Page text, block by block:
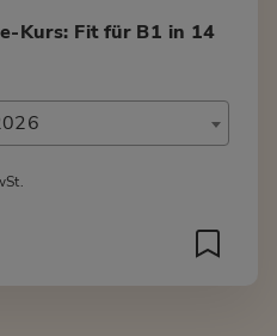
Kurs: Fit für B1 in 14